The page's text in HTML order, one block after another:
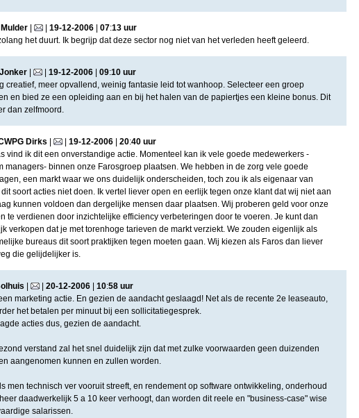
| | 19-12-2006| 07:13 uur
het duurt. Ik begrijp dat deze sector nog niet van het verleden heeft geleerd.
| | 19-12-2006| 09:10 uur
creatief, meer opvallend, weinig fantasie leid tot wanhoop. Selecteer een groep
en bied ze een opleiding aan en bij het halen van de papiertjes een kleine bonus. Dit
dan zelfmoord.
Dirks | 19-12-2006| 20:40 uur
vind ik dit een onverstandige actie. Momenteel kan ik vele goede medewerkers -
managers- binnen onze Farosgroep plaatsen. We hebben in de zorg vele goede
een markt waar we ons duidelijk onderscheiden, toch zou ik als eigenaar van
dit soort acties niet doen. Ik vertel liever open en eerlijk tegen onze klant dat wij niet aan
kunnen voldoen dan dergelijke mensen daar plaatsen. Wij proberen geld voor onze
te verdienen door inzichtelijke efficiency verbeteringen door te voeren. Je kunt dan
verkopen dat je met torenhoge tarieven de markt verziekt. We zouden eigenlijk als
bureaus dit soort praktijken tegen moeten gaan. Wij kiezen als Faros dan liever
die gelijdelijker is.
| 20-12-2006| 10:58 uur
marketing actie. En gezien de aandacht geslaagd! Net als de recente 2e leaseauto,
het betalen per minuut bij een sollicitatiegesprek.
acties dus, gezien de aandacht.
verstand zal het snel duidelijk zijn dat met zulke voorwaarden geen duizenden
aangenomen kunnen en zullen worden.
men technisch ver vooruit streeft, en rendement op software ontwikkeling, onderhoud
daadwerkelijk 5 a 10 keer verhoogt, dan worden dit reele en "business-case" wise
salarissen.